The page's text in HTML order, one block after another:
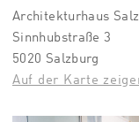
Architekturhaus
Sinnhubstraße 3
5020 Salzburg
Auf der Karte